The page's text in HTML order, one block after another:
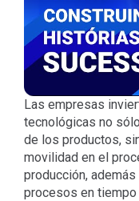
Las empresas
tecnológicas no
de los productos,
movilidad en el
producción,
procesos en tiempo